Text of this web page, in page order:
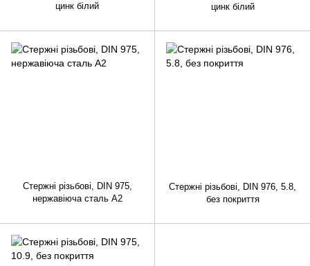
цинк білий
цинк білий
Стержні різьбові, DIN 975,
нержавіюча сталь A2
Стержні різьбові, DIN 976, 5.8,
без покриття